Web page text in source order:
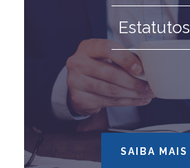
Estatutos
SAIBA MAIS